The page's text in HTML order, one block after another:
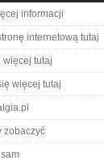
informacji
internetową tutaj
więcej tutaj
więcej tutaj
zobaczyć